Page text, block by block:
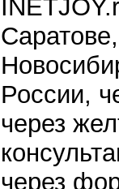
России,
через
через